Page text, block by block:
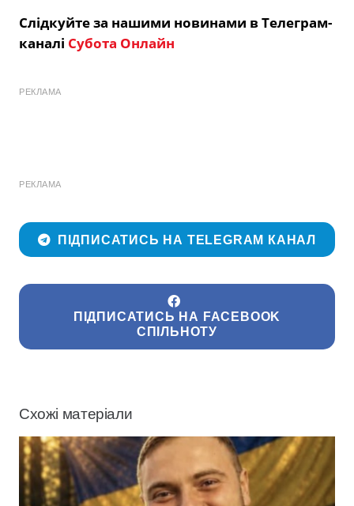
Слідкуйте за нашими новинами в Телеграм-
каналі Субота Онлайн
РЕКЛАМА
РЕКЛАМА
ПІДПИСАТИСЬ НА TELEGRAM КАНАЛ
ПІДПИСАТИСЬ НА FACEBOOK
СПІЛЬНОТУ
Схожі матеріали